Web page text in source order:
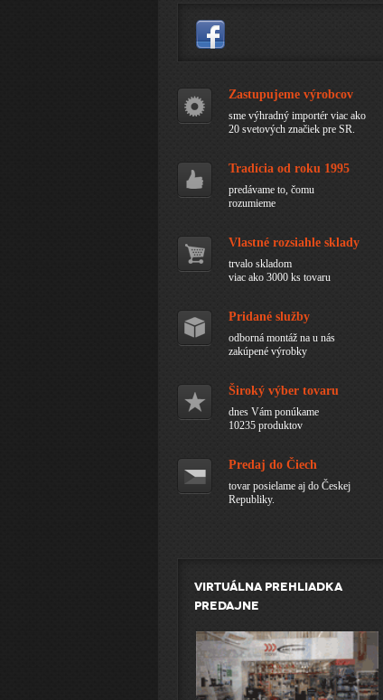
Zastupujeme výrobcov
sme výhradný importér viac ako
20 svetových značiek pre SR.
Tradícia od roku 1995
predávame to, čomu
rozumieme
Vlastné rozsiahle sklady
trvalo skladom
viac ako 3000 ks tovaru
Pridané služby
odborná montáž na u nás
zakúpené výrobky
Široký výber tovaru
dnes Vám ponúkame
10235 produktov
Predaj do Čiech
tovar posielame aj do Českej
Republiky.
Virtuálna prehliadka
predajne